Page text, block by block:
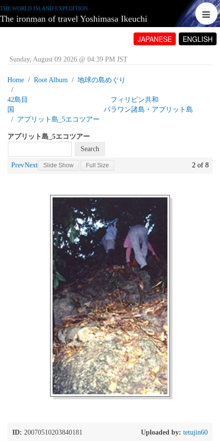
THE WORLD ISLAND EXPEDITION
The ironman of travel Yoshimasa Ikeuchi
JAPANESE ENGLISH
Sunday, August 09 2026 @ 04:39 PM JST
Home Root Album 地球の島めぐり
42島目 フィリピン共和
国 パラワン諸島・アプリット島
アプリット島_5エコツアー
アプリット島_5エコツアー
PrevNext Slide Show Full Size 2 of 8
ID: 20070510203840181 Uploaded by: tetujin60